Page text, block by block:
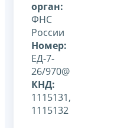
орган:
ФНС
России
Номер:
ЕД-7-
26/970@
КНД:
1115131,
1115132